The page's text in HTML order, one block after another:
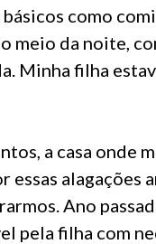
como
da noite,
Minha filha
a casa onde
essas alagações
Ano
pela filha com